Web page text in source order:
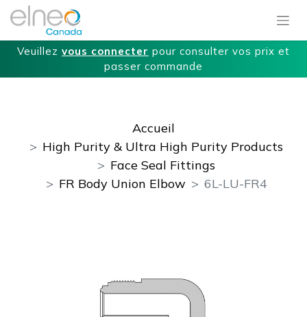
Veuillez vous connecter pour consulter vos prix et
passer commande
Accueil
High Purity & Ultra High Purity Products
Face Seal Fittings
FR Body Union Elbow
6L-LU-FR4